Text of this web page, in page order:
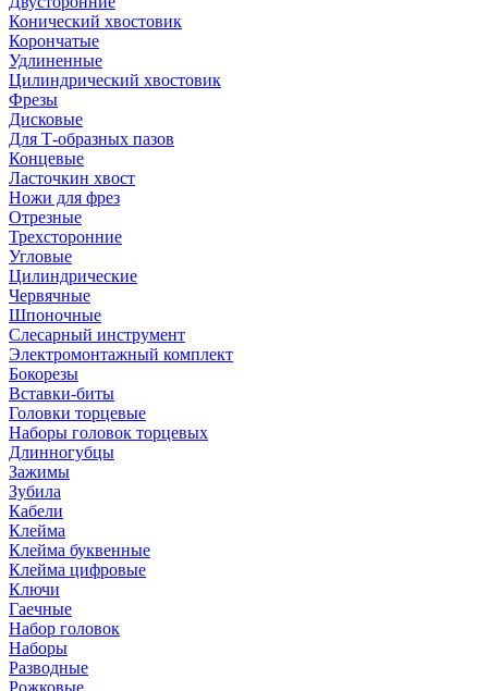
Конический хвостовик
Корончатые
Удлиненные
Цилиндрический хвостовик
Фрезы
Дисковые
Для Т-образных пазов
Концевые
Ласточкин хвост
Ножи для фрез
Отрезные
Трехсторонние
Угловые
Цилиндрические
Червячные
Шпоночные
Слесарный инструмент
Электромонтажный комплект
Бокорезы
Вставки-биты
Головки торцевые
Наборы головок торцевых
Длинногубцы
Зажимы
Зубила
Кабели
Клейма
Клейма буквенные
Клейма цифровые
Ключи
Гаечные
Набор головок
Наборы
Разводные
Рожковые